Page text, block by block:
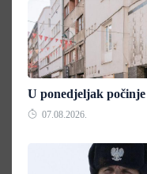
U ponedjeljak
07.08.2026.